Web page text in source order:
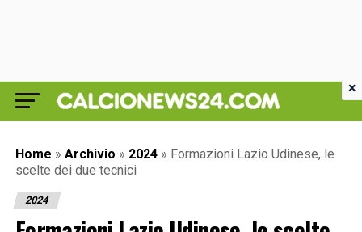
Home » Archivio » 2024 » Formazioni Lazio Udinese, le
scelte dei due tecnici
2024
×